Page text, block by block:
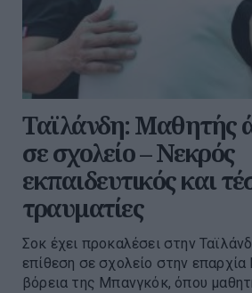
Ταϊλάνδη: Μαθητής
σε σχολείο – Νεκρός
εκπαιδευτικός και
τραυματίες
Σοκ έχει προκαλέσει στην
επίθεση σε σχολείο στην επαρχία
βόρεια της Μπανγκόκ, όπου